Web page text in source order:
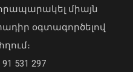
միայն
օգտագործելով
531 297